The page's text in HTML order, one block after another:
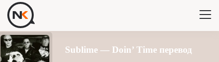
Sublime — Doin’ Time перевод